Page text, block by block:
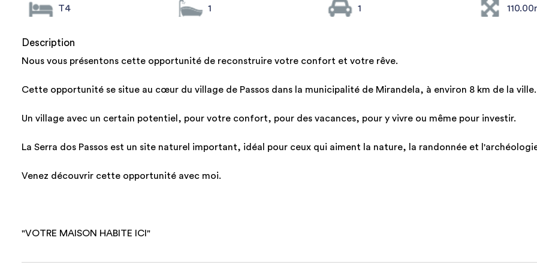
T4 1 1
Description
Nous vous présentons cette opportunité de reconstruire votre confort et votre rêve.
Cette opportunité se situe au cœur du village de Passos dans la municipalité de Mirandela, à environ 8 km de la ville.
Un village avec un certain potentiel, pour votre confort, pour des vacances, pour y vivre ou même pour investir.
La Serra dos Passos est un site naturel important, idéal pour ceux qui aiment la nature, la randonnée et
Venez découvrir cette opportunité avec moi.
"VOTRE MAISON HABITE ICI"